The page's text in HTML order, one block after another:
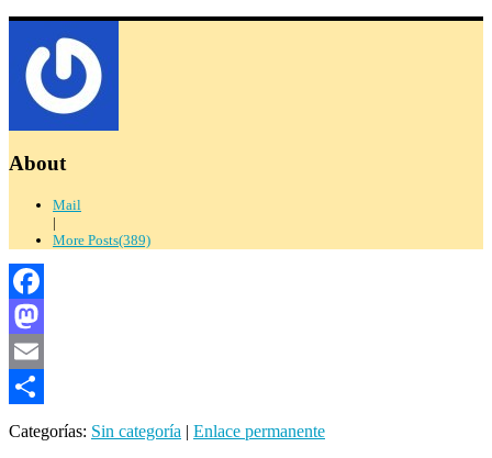
About
Mail
|
More Posts(389)
Facebook
Mastodon
Email
Compartir
Categorías: Sin categoría | Enlace permanente